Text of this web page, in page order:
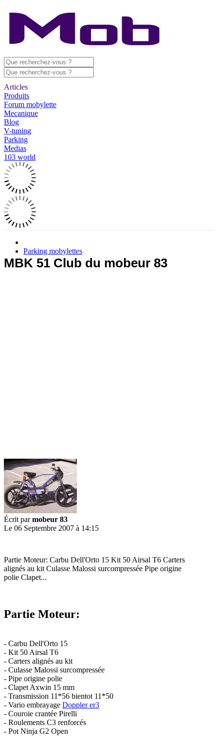
Articles
Produits
Forum mobylette
Mecanique
Blog
V-tuning
Parking
Medias
103 world
Parking mobylettes
MBK 51 Club du mobeur 83
Écrit parmobeur 83
Le 06 Septembre 2007 à 14:15
Partie Moteur: Carbu Dell'Orto 15 Kit 50 Airsal T6 Carters
alignés au kit Culasse Malossi surcompressée Pipe origine
polie Clapet...
Partie Moteur:
- Carbu Dell'Orto 15
- Kit 50 Airsal T6
- Carters alignés au kit
- Culasse Malossi surcompressée
- Pipe origine polie
- Clapet Axwin 15 mm
- Transmission 11*56 bientot 11*50
- Vario embrayage Doppler er3
- Couroie crantée Pirelli
- Roulements C3 renforcés
- Pot Ninja G2 Open